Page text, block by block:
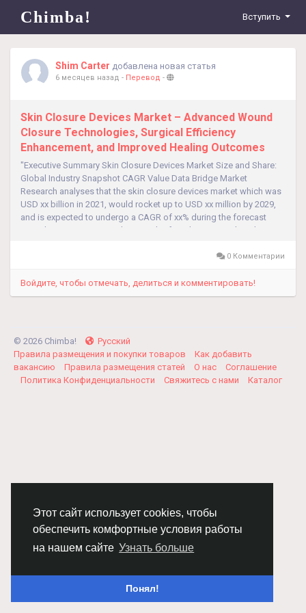
Этот сайт использует cookies, чтобы
обеспечить комфортные условия работы
на нашем сайте Узнать больше
Понял!
Chimba! Вступить
Shim Carter добавлена новая статья
6 месяцев назад - Перевод -
Skin Closure Devices Market – Advanced Wound
Closure Technologies, Surgical Efficiency
Enhancement, and Improved Healing Outcomes
"Executive Summary Skin Closure Devices Market Size and Share:
Global Industry Snapshot CAGR Value Data Bridge Market
Research analyses that the skin closure devices market which was
USD xx billion in 2021, would rocket up to USD xx million by 2029,
and is expected to undergo a CAGR of xx% during the forecast
period 2022 to 2029. For the growth of any business, Skin Closure
0 Комментарии
Войдите, чтобы отмечать, делиться и комментировать!
© 2026 Chimba!
Русский
Правила размещения и покупки товаров
Как добавить
вакансию
Правила размещения статей О нас
Соглашение
Политика Конфиденциальности
Свяжитесь с нами Каталог